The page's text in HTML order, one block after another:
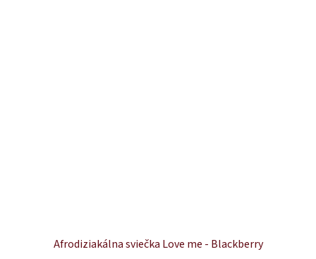
Afrodiziakálna sviečka Love me - Blackberry